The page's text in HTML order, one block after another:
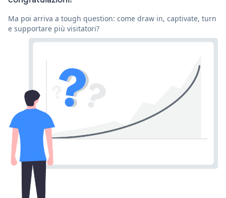
Ma poi arriva a tough question: come draw in, captivate, turn
e supportare più visitatori?